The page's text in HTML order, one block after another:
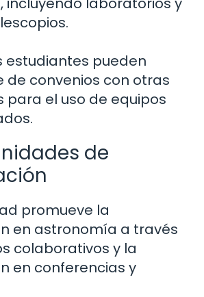
estudiantes pueden
de convenios con otras
para el uso de equipos
de
promueve la
en astronomía a través
colaborativos y la
en conferencias y